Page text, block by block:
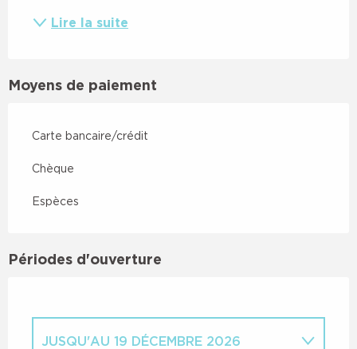
Lire la suite
Moyens de paiement
Carte bancaire/crédit
Chèque
Espèces
Périodes d'ouverture
JUSQU'AU 19 DÉCEMBRE 2026